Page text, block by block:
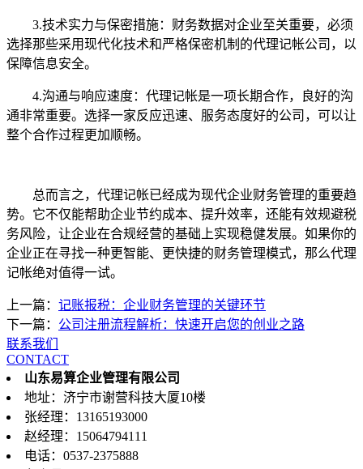
3.技术实力与保密措施：财务数据对企业至关重要，必须
选择那些采用现代化技术和严格保密机制的代理记帐公司，以
保障信息安全。
4.沟通与响应速度：代理记帐是一项长期合作，良好的沟
通非常重要。选择一家反应迅速、服务态度好的公司，可以让
整个合作过程更加顺畅。
总而言之，代理记帐已经成为现代企业财务管理的重要趋
势。它不仅能帮助企业节约成本、提升效率，还能有效规避税
务风险，让企业在合规经营的基础上实现稳健发展。如果你的
企业正在寻找一种更智能、更快捷的财务管理模式，那么代理
记帐绝对值得一试。
上一篇： 记账报税：企业财务管理的关键环节
下一篇： 公司注册流程解析：快速开启您的创业之路
联系我们
CONTACT
山东易算企业管理有限公司
地址：济宁市谢营科技大厦10楼
张经理：13165193000
赵经理：15064794111
电话：0537-2375888